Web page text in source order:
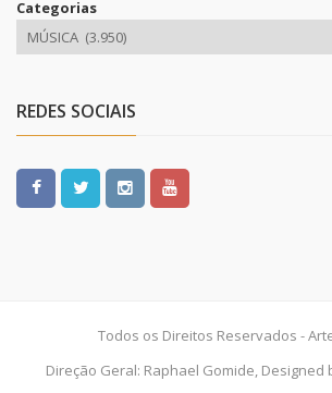
Categorias
REDES SOCIAIS
Todos os Direitos Reservados -
Direção Geral: Raphael Gomide, Designed